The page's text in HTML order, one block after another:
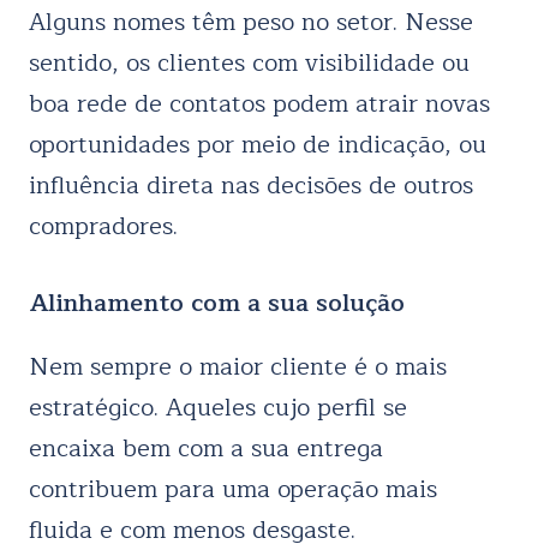
Alguns nomes têm peso no setor. Nesse
sentido, os clientes com visibilidade ou
boa rede de contatos podem atrair novas
oportunidades por meio de indicação, ou
influência direta nas decisões de outros
compradores.
Alinhamento com a sua solução
Nem sempre o maior cliente é o mais
estratégico. Aqueles cujo perfil se
encaixa bem com a sua entrega
contribuem para uma operação mais
fluida e com menos desgaste.